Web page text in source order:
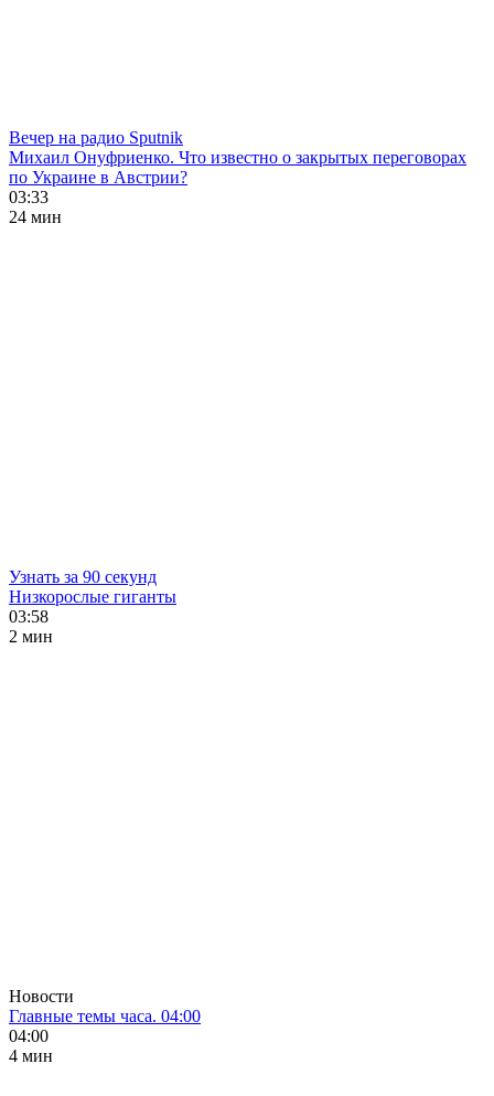
Вечер на радио Sputnik
Михаил Онуфриенко. Что известно о закрытых переговорах
по Украине в Австрии?
03:33
24 мин
Узнать за 90 секунд
Низкорослые гиганты
03:58
2 мин
Новости
Главные темы часа. 04:00
04:00
4 мин